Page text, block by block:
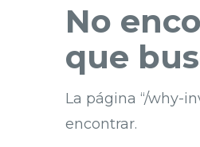
No
que
La página “/why-
encontrar.